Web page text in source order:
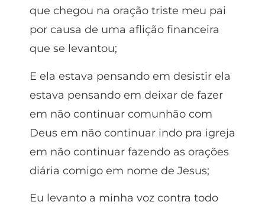
que chegou na oração triste meu pai
por causa de uma aflição financeira
que se levantou;
E ela estava pensando em desistir ela
estava pensando em deixar de fazer
em não continuar comunhão com
Deus em não continuar indo pra igreja
em não continuar fazendo as orações
diária comigo em nome de Jesus;
Eu levanto a minha voz contra todo